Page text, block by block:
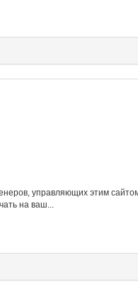
управляющих этим
на ваш...